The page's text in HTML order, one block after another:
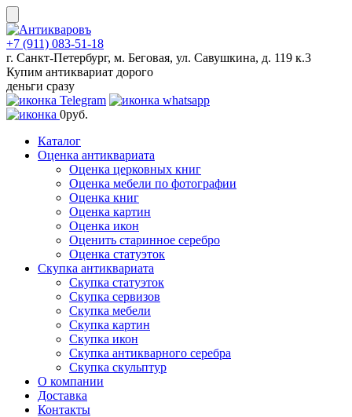
Skip
to
content
+7 (911) 083-51-18
г. Санкт-Петербург, м. Беговая, ул. Савушкина, д. 119 к.3
Купим антиквариат дорого
деньги сразу
0руб.
Каталог
Оценка антиквариата
Оценка церковных книг
Оценка мебели по фотографии
Оценка книг
Оценка картин
Оценка икон
Оценить старинное серебро
Оценка статуэток
Скупка антиквариата
Скупка статуэток
Скупка сервизов
Скупка мебели
Скупка картин
Скупка икон
Скупка антикварного серебра
Скупка скульптур
О компании
Доставка
Контакты